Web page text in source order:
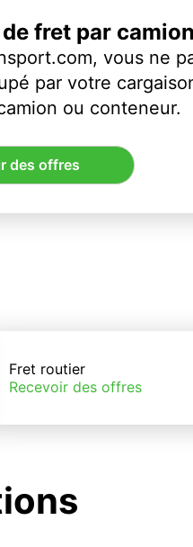
fret par
vous ne
par votre
ou conteneur.
des offres
Fret routier
Recevoir des offres